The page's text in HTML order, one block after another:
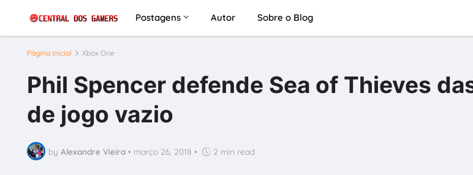
Postagens Autor Sobre o Blog
Página inicial Xbox One
Phil Spencer defende Sea of Thieves
de jogo vazio
by Alexandre Vieira • março 26, 2018 • 2 min read